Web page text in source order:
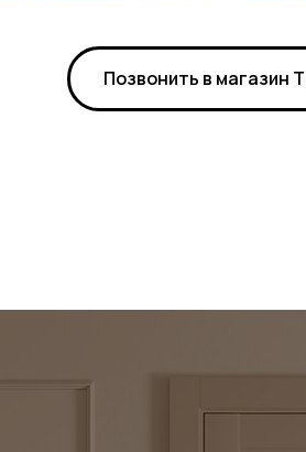
Позвонить в магазин